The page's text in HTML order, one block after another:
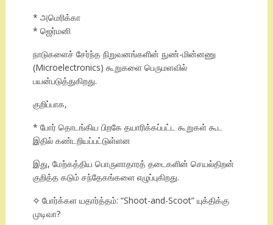
* அமெரிக்கா
* ஜெர்மனி
நாடுகளைச் சேர்ந்த நிறுவனங்களின் நுண்-மின்னணு
(Microelectronics) கூறுகளை பெருமளவில்
பயன்படுத்துகிறது.
குறிப்பாக,
* போர் தொடங்கிய பிறகே தயாரிக்கப்பட்ட கூறுகள் கூட
இதில் கண்டறியப்பட்டுள்ளன
இது, மேற்கத்திய பொருளாதாரத் தடைகளின் செயல்திறன்
குறித்த கடும் சந்தேகங்களை எழுப்புகிறது.
✧ போர்க்கள யதார்த்தம்: “Shoot-and-Scoot” யுக்திக்கு
முடிவா?